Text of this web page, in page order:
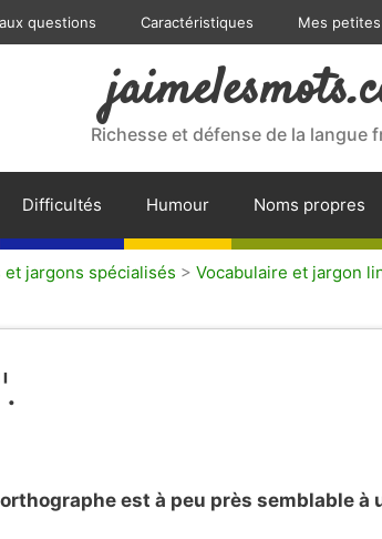
questions Caractéristiques Mes
Richesse et défense de la langue
Difficultés Humour Noms propres
et jargons spécialisés > Vocabulaire et jargon
est à peu près semblable à